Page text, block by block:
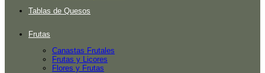
Tablas de Quesos
Frutas
Canastas Frutales
Frutas y Licores
Flores y Frutas